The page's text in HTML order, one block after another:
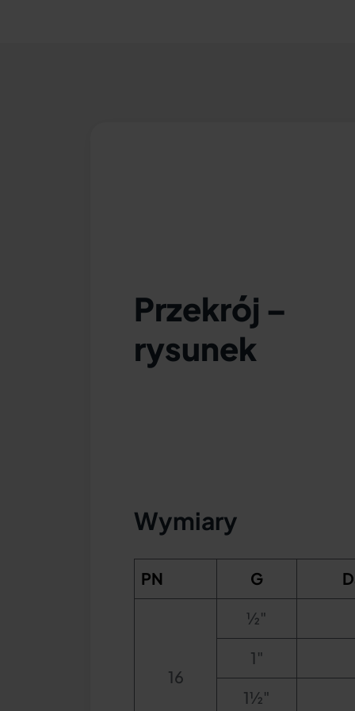
Przekrój –
rysunek
Wymiary
PN G
16
½"
1"
1½"